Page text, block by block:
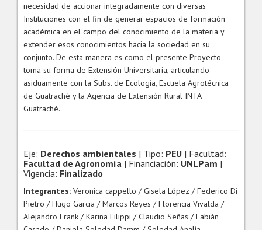
necesidad de accionar integradamente con diversas
Instituciones con el fin de generar espacios de formación
académica en el campo del conocimiento de la materia y
extender esos conocimientos hacia la sociedad en su
conjunto. De esta manera es como el presente Proyecto
toma su forma de Extensión Universitaria, articulando
asiduamente con la Subs. de Ecología, Escuela Agrotécnica
de Guatraché y la Agencia de Extensión Rural INTA
Guatraché.
Eje: Derechos ambientales | Tipo: PEU | Facultad:
Facultad de Agronomía | Financiación: UNLPam |
Vigencia: Finalizado
Integrantes: Veronica cappello / Gisela López / Federico Di
Pietro / Hugo Garcia / Marcos Reyes / Florencia Vivalda /
Alejandro Frank / Karina Filippi / Claudio Señas / Fabián